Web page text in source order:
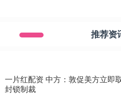
推荐资
一片红配资 中方：敦促美方立即
封锁制裁